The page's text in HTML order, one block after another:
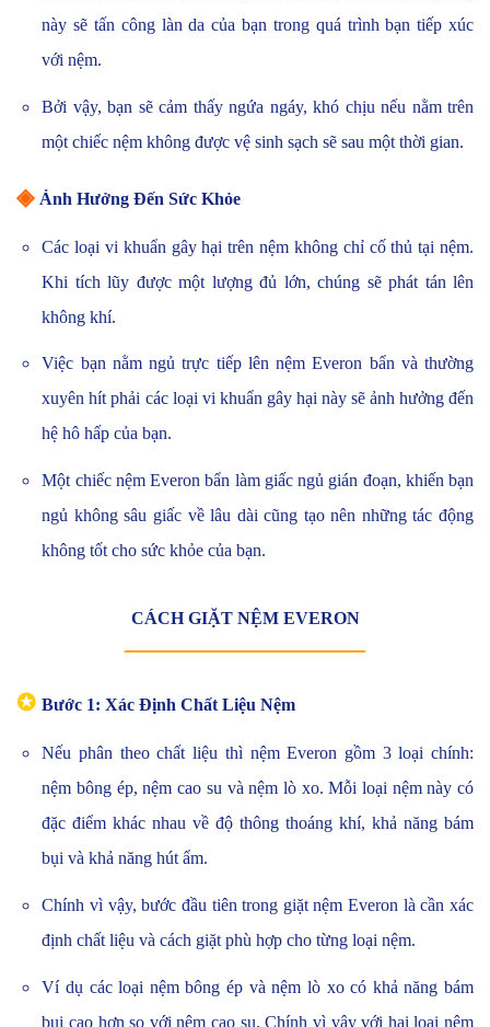
này sẽ tấn công làn da của bạn trong quá trình bạn tiếp xúc
với nệm.
Bởi vậy, bạn sẽ cảm thấy ngứa ngáy, khó chịu nếu nằm trên
một chiếc nệm không được vệ sinh sạch sẽ sau một thời gian.
◈ Ảnh Hưởng Đến Sức Khỏe
Các loại vi khuẩn gây hại trên nệm không chỉ cố thủ tại nệm.
Khi tích lũy được một lượng đủ lớn, chúng sẽ phát tán lên
không khí.
Việc bạn nằm ngủ trực tiếp lên nệm Everon bẩn và thường
xuyên hít phải các loại vi khuẩn gây hại này sẽ ảnh hưởng đến
hệ hô hấp của bạn.
Một chiếc nệm Everon bẩn làm giấc ngủ gián đoạn, khiến bạn
ngủ không sâu giấc về lâu dài cũng tạo nên những tác động
không tốt cho sức khỏe của bạn.
CÁCH GIẶT NỆM EVERON
✪ Bước 1: Xác Định Chất Liệu Nệm
Nếu phân theo chất liệu thì nệm Everon gồm 3 loại chính:
nệm bông ép, nệm cao su và nệm lò xo. Mỗi loại nệm này có
đặc điểm khác nhau về độ thông thoáng khí, khả năng bám
bụi và khả năng hút ẩm.
Chính vì vậy, bước đầu tiên trong giặt nệm Everon là cần xác
định chất liệu và cách giặt phù hợp cho từng loại nệm.
Ví dụ các loại nệm bông ép và nệm lò xo có khả năng bám
bụi cao hơn so với nệm cao su. Chính vì vậy với hai loại nệm